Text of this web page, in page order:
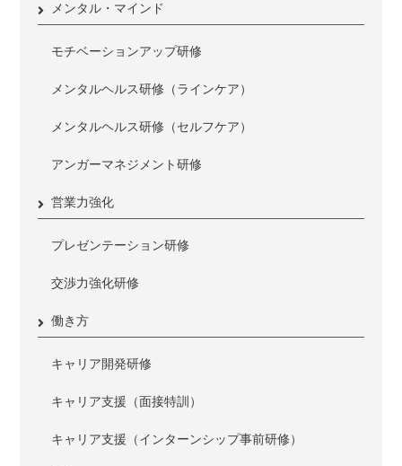
メンタル・マインド
モチベーションアップ研修
メンタルヘルス研修（ラインケア）
メンタルヘルス研修（セルフケア）
アンガーマネジメント研修
営業力強化
プレゼンテーション研修
交渉力強化研修
働き方
キャリア開発研修
キャリア支援（面接特訓）
キャリア支援（インターンシップ事前研修）